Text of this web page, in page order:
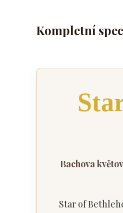
Kompletní
Bachova
Star of